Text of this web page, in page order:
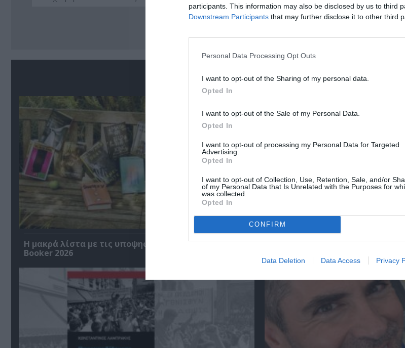
participants. This information may also be disclosed by us to third
Downstream Participants that may further disclose it to other third
Personal Data Processing Opt Outs
I want to opt-out of the Sharing of my personal data.
Opted In
I want to opt-out of the Sale of my Personal Data.
Opted In
I want to opt-out of processing my Personal Data for Targeted
Advertising.
Opted In
I want to opt-out of Collection, Use, Retention, Sale, and/or
of my Personal Data that Is Unrelated with the Purposes for
was collected.
Opted In
CONFIRM
Data Deletion Data Access Privacy
Ακολουθήστε το Culturenow.gr
Σχετικά Άρθρα
Η μακρά λίστα με τις υποψηφιότητες για το Βραβείο
Booker 2026
Έκθεση Βιβλίου 2026 στο